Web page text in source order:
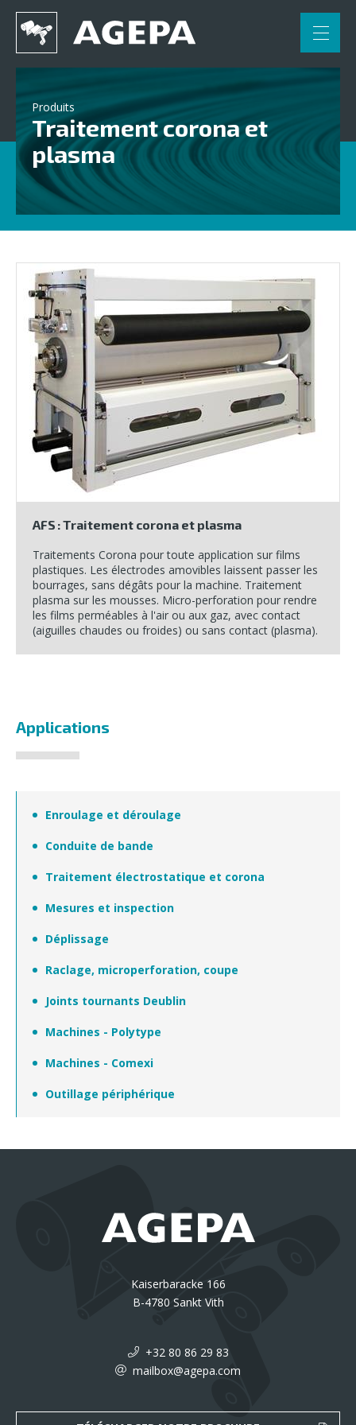
FR NL
Applications
Engineering
Produits
Traitement corona et
plasma
AFS : Traitement corona et plasma
Traitements Corona pour toute application sur films
plastiques. Les électrodes amovibles laissent passer les
bourrages, sans dégâts pour la machine. Traitement
plasma sur les mousses. Micro-perforation pour rendre
les films perméables à l'air ou aux gaz, avec contact
(aiguilles chaudes ou froides) ou sans contact (plasma).
Applications
Enroulage et déroulage
Conduite de bande
Traitement électrostatique et corona
Mesures et inspection
Déplissage
Raclage, microperforation, coupe
Joints tournants Deublin
Outillage périphérique
Machines - Polytype
Machines - Comexi
Kaiserbaracke 166
B-4780 Sankt Vith
+32 80 86 29 83
mailbox@agepa.com